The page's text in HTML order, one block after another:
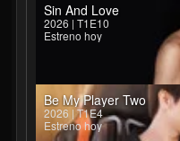
Sin And Love
2026 | T1E10
Estreno hoy
Be My Player Two
2026 | T1E4
Estreno hoy